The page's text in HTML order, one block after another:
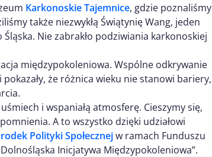
Karkonoskie Tajemnice, gdzie poznaliśmy
także niezwykłą Świątynię Wang, jeden
Nie zabrakło podziwiania karkonoskiej
międzypokoleniowa. Wspólne odkrywanie
że różnica wieku nie stanowi bariery,
i wspaniałą atmosferę. Cieszymy się,
A to wszystko dzięki udziałowi
Polityki Społecznejw ramach Funduszu
Inicjatywa Międzypokoleniowa”.